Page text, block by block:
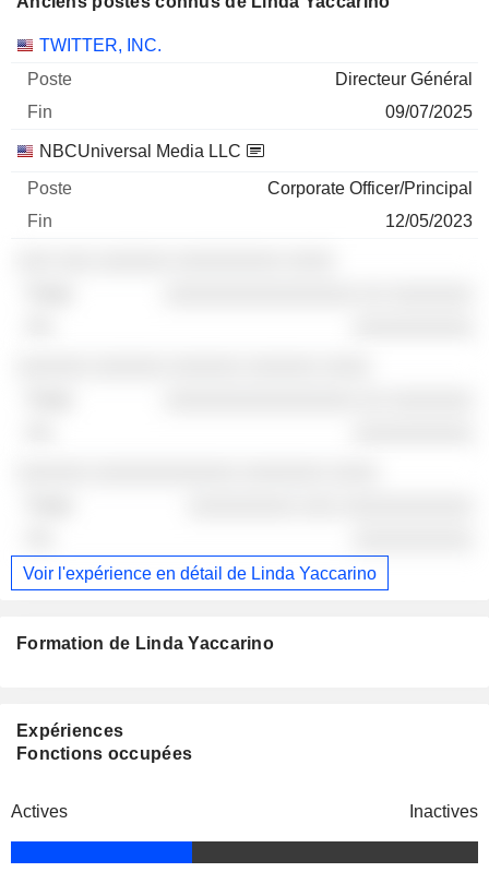
Sociétés Poste Fin
TWITTER, INC.
Directeur Général
09/07/2025
NBCUniversal Media LLC
Corporate Officer/Principal
12/05/2023
Voir l'expérience en détail de Linda Yaccarino
Formation de Linda Yaccarino
Expériences
Fonctions occupées
Actives Inactives